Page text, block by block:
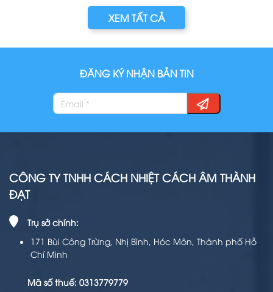
XEM TẤT CẢ
ĐĂNG KÝ NHẬN BẢN TIN
CÔNG TY TNHH CÁCH NHIỆT CÁCH ÂM THÀNH
ĐẠT
Trụ sở chính:
171 Bùi Công Trừng, Nhị Bình, Hóc Môn, Thành phố Hồ
Chí Minh
Mã số thuế: 0313779779